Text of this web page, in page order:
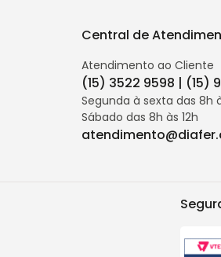
Central de
Atendimento ao Cliente
(15) 3522 9598 | (15)
Segunda à sexta das 8h
Sábado das 8h às 12h